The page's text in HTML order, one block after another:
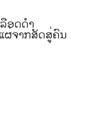
ອດດຳ
ຜ່ຈາກສັດສູ່ຄົນ